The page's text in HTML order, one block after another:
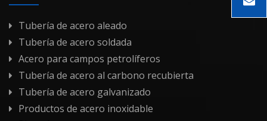
Tubería de acero aleado
Tubería de acero soldada
Acero para campos petrolíferos
Tubería de acero al carbono recubierta
Tubería de acero galvanizado
Productos de acero inoxidable